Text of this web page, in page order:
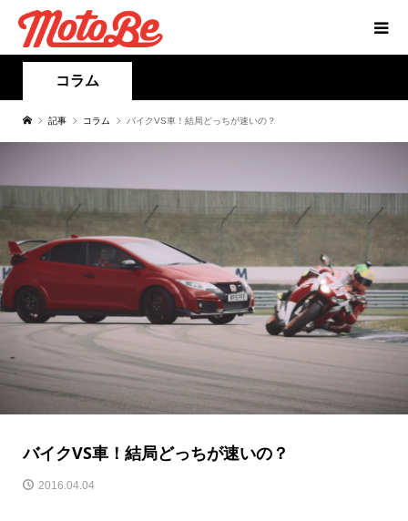
コラム
記事 コラム バイクVS車！結局どっちが速いの？
バイクVS車！結局どっちが速いの？
2016.04.04